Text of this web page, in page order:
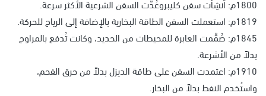
1800م: أنشِأت سفن كليبروعُدّت السفن الشرعية الأكثر سرعة.
1819م: استعملت السفن الطاقة البخارية بالإضافة إلى الرياح للحركة.
1845م: صُمِّمت العابرة للمحيطات من الحديد، وكانت تُدفع بالمراوح
بدلاً من الأشرعة.
1910م: اعتمدت السفن على طاقة الديزل بدلاً من حرق الفحم،
واستُخدم النفط بدلاً من البخار.